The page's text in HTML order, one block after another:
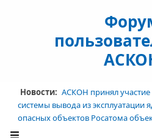
Новости: АСКОН принял
системы вывода из эксплуатации
опасных объектов Росатома